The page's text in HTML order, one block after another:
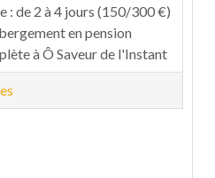
: de 2 à 4 jours (150/300 €)
en pension
à Ô Saveur de l'Instant